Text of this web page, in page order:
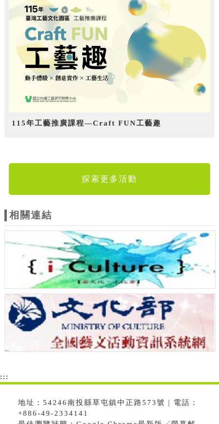
115年工藝推廣課程—Craft FUN工藝趣
探索更多活動
相關連結
:::
地址：54246南投縣草屯鎮中正路573號 | 電話：
+886-49-2334141